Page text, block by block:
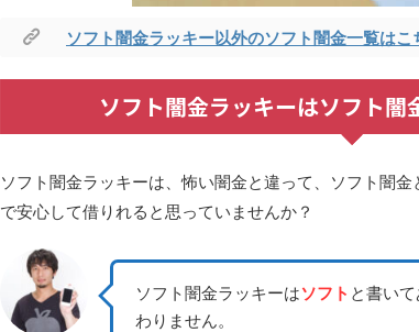
ソフト闇金ラッキー以外のソフト闇金一覧はこ
ソフト闇金ラッキーはソフト闇
ソフト闇金ラッキーは、怖い闇金と違って、ソフト闇
で安心して借りれると思っていませんか？
ソフト闇金ラッキーはソフト と書いて
わりません。